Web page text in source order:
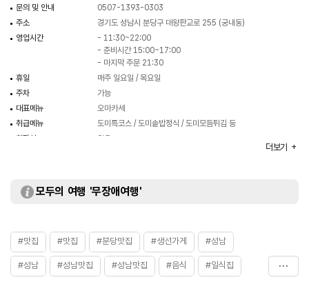
문의 및 안내
0507-1393-0303
주소
경기도 성남시 분당구 대왕판교로 255 (궁내동)
영업시간
- 11:30~22:00
- 준비시간 15:00~17:00
- 마지막 주문 21:30
휴일
매주 일요일 / 목요일
주차
가능
대표메뉴
오마카세
취급메뉴
도미특코스 / 도미솥밥정식 / 도미모듬튀김 등
화장실
있음
더보기
모두의 여행 '무장애여행'
#맛집 #맛집 #분당맛집 #생선가게 #성남
#성남 #성남맛집 #성남맛집 #음식 #일식집